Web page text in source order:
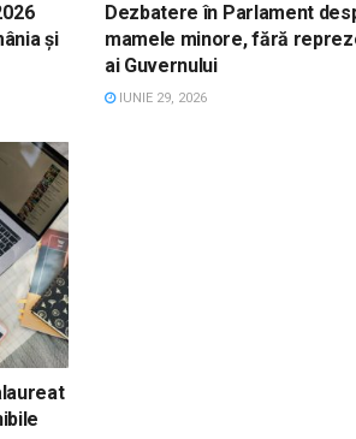
și
Dezbatere în Parlament
mamele minore, fără
ai Guvernului
IUNIE 29, 2026